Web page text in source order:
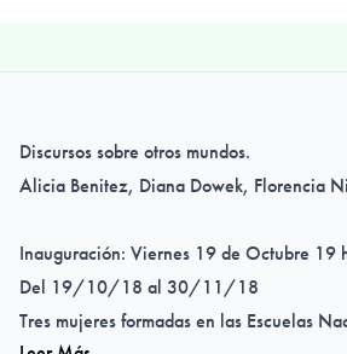
Discursos sobre otros mundos.
Alicia Benitez, Diana Dowek, Florencia
Inauguración: Viernes 19 de Octubre 19
Del 19/10/18 al 30/11/18
Tres mujeres formadas en las Escuelas